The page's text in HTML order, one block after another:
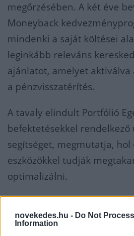
novekedes.hu - Do Not
Information
megőrzésében. A két éve
Moneyback
mindenki a saját költései
leginkább releváns
ajánlatot, amelyet
a pénzvisszatérítés.
A tavaly elindult Portfólió
befektetésekkel rendelkező
segítséget, megmutatja, hol
eszközökkel tudják
optimalizálni.
befektetési tippek, a